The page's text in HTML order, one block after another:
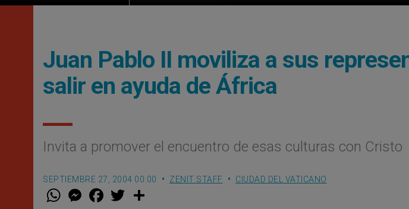
Juan Pablo II moviliza a sus
salir en ayuda de África
Invita a promover el encuentro de esas culturas con Cristo
SEPTIEMBRE 27, 2004 00:00 ZENIT STAFF CIUDAD DEL VATICANO
W M
e
F
a w